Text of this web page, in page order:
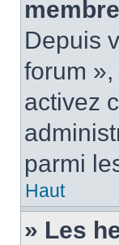
Depuis
forum
activez
parmi
Haut
» Les